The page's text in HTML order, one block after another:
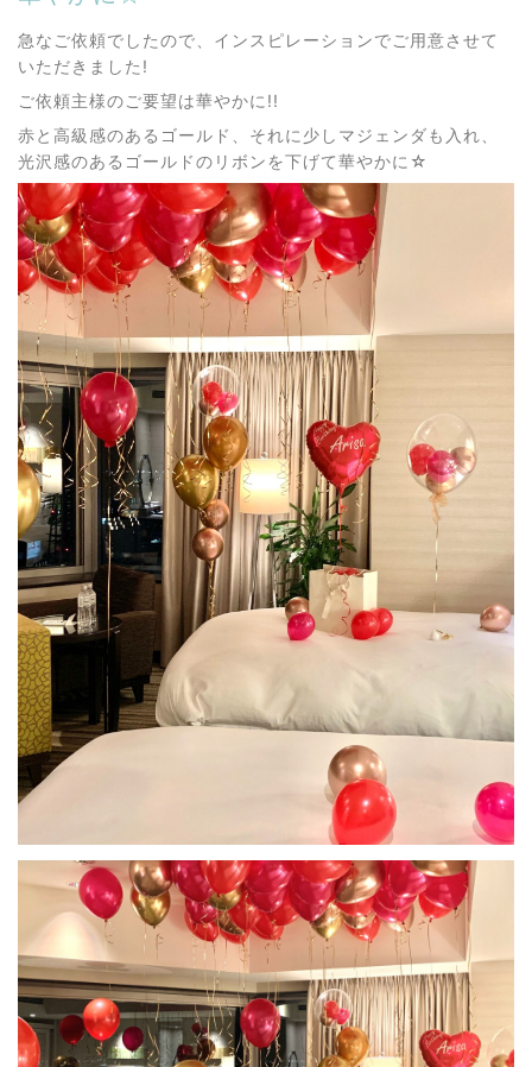
急なご依頼でしたので、インスピレーションでご用意させて
いただきました!
ご依頼主様のご要望は華やかに!!
赤と高級感のあるゴールド、それに少しマジェンダも入れ、
光沢感のあるゴールドのリボンを下げて華やかに☆